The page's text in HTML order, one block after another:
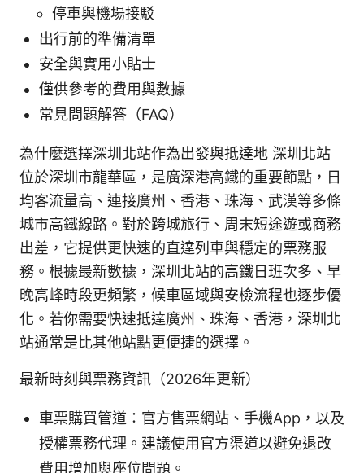
停車與機場接駁
出行前的準備清單
安全與實用小貼士
僅供參考的費用與數據
常見問題解答（FAQ）
為什麼選擇深圳北站作為出發與抵達地 深圳北站
位於深圳市龍華區，是廣深港高鐵的重要節點，日
均客流量高、連接廣州、香港、珠海、武漢等多條
城市高鐵線路。對於跨城旅行、周末短途遊或商務
出差，它提供更快速的直達列車與穩定的票務服
務。根據最新數據，深圳北站的高鐵日班次多、早
晚高峰時段更頻繁，候車區域與安檢流程也逐步優
化。若你需要快速抵達廣州、珠海、香港，深圳北
站通常是比其他站點更便捷的選擇。
最新時刻與票務資訊（2026年更新）
車票購買管道：官方售票網站、手機App，以及
授權票務代理。建議使用官方渠道以避免退改
費用增加與座位問題。